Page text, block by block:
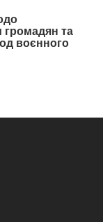
громадян та
воєнного